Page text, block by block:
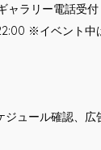
ラリー電話受付
※イベント中
ジュール確認、広